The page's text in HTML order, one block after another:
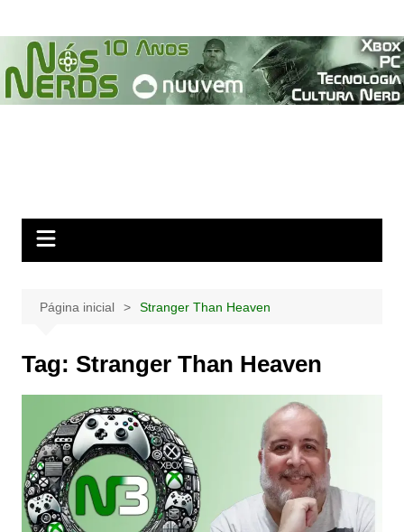
para
conteúdo
Página inicial Stranger Than Heaven
Tag: Stranger Than Heaven